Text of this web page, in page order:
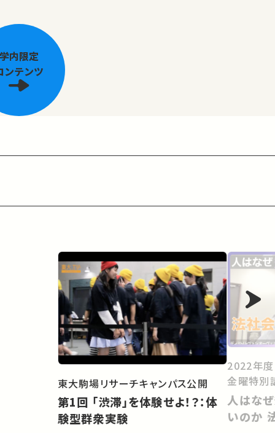
学内限定
ンテンツ
東大駒場リサーチキャンパス公開
第1回 「渋滞」を体験せよ！？：体
験型群衆実験
2022年度
金曜特別
人はな
いのか